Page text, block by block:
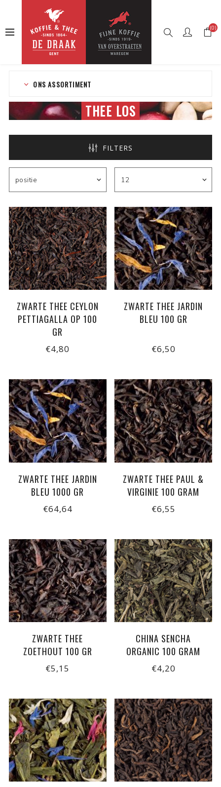
(0)
Startpagina Webshop Thee
THEE LOS
FILTERS
ZWARTE THEE CEYLON
PETTIAGALLA OP 100
GR
€4,80
ZWARTE THEE JARDIN
BLEU 100 GR
€6,50
ZWARTE THEE JARDIN
BLEU 1000 GR
€64,64
ZWARTE THEE PAUL &
VIRGINIE 100 GRAM
€6,55
ZWARTE THEE
ZOETHOUT 100 GR
€5,15
CHINA SENCHA
ORGANIC 100 GRAM
€4,20
ONS ASSORTIMENT